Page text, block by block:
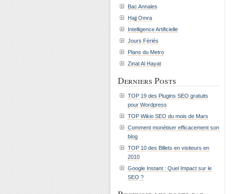
Bac Annales
Hajj Omra
Intelligence Artificielle
Jours Fériés
Plans du Metro
Zinat Al Hayat
Derniers Posts
TOP 19 des Plugins SEO gratuits
pour Wordpress
TOP Wikio SEO du mois de Mars
Comment monétiser efficacement son
blog
TOP 10 des Billets en visiteurs en
2010
Google Instant : Quel Impact sur le
SEO ?